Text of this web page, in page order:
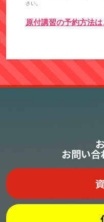
さい。
原付講習の予約方法
お問い合